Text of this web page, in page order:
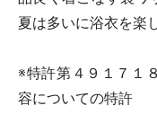
夏は多いに浴衣を楽
※特許第４９１７１
容についての特許